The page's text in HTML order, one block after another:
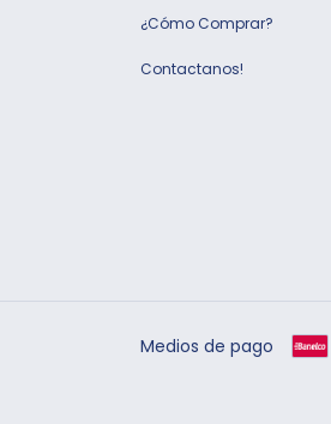
¿Cómo Comprar?
Contactanos!
Medios de pago